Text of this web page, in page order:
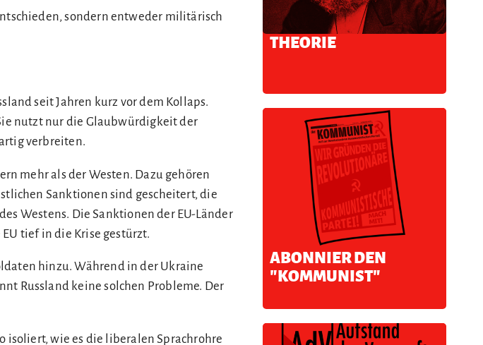
sondern entweder militärisch
seit Jahren kurz vor dem Kollaps.
nutzt nur die Glaubwürdigkeit der
verbreiten.
mehr als der Westen. Dazu gehören
Sanktionen sind gescheitert, die
Westens. Die Sanktionen der EU-Länder
tief in die Krise gestürzt.
hinzu. Während in der Ukraine
Russland keine solchen Probleme. Der
isoliert, wie es die liberalen Sprachrohre
THEORIE
ABONNIER DEN
"KOMMUNIST"